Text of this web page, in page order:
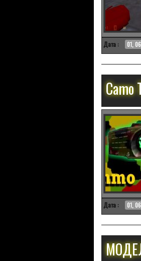
Дата : 01,
Camo
Дата : 01,